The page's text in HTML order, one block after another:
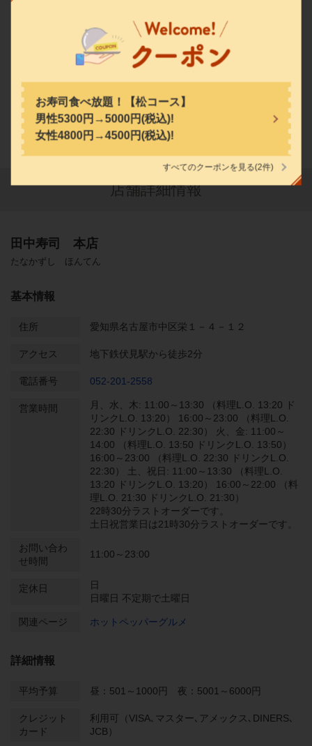
お寿司食べ放題！【松コース】
男性5300円→5000円(税込)!
女性4800円→4500円(税込)!
すべてのクーポンを見る(2件)
店舗詳細情報
田中寿司 本店
たなかずし ほんてん
基本情報
住所 愛知県名古屋市中区栄１－４－１２
アクセス 地下鉄伏見駅から徒歩2分
電話番号 052-201-2558
営業時間
月、水、木: 11:00～13:30 （料理L.O. 13:20 ド
リンクL.O. 13:20） 16:00～23:00 （料理L.O.
22:30 ドリンクL.O. 22:30） 火、金: 11:00～
14:00 （料理L.O. 13:50 ドリンクL.O. 13:50）
16:00～23:00 （料理L.O. 22:30 ドリンクL.O.
22:30） 土、祝日: 11:00～13:30 （料理L.O.
13:20 ドリンクL.O. 13:20） 16:00～22:00 （料
理L.O. 21:30 ドリンクL.O. 21:30）
22時30分ラストオーダーです。
土日祝営業日は21時30分ラストオーダーです。
お問い合わ
せ時間
11:00～23:00
定休日
日
日曜日 不定期で土曜日
関連ページ ホットペッパーグルメ
詳細情報
平均予算 昼：501～1000円 夜：5001～6000円
クレジット
カード
利用可（VISA､マスター､アメックス､DINERS､
JCB）
愛知県名古屋市中区栄１－４－１２
https://tanakasushi.owst.jp/
お店情報をコピー